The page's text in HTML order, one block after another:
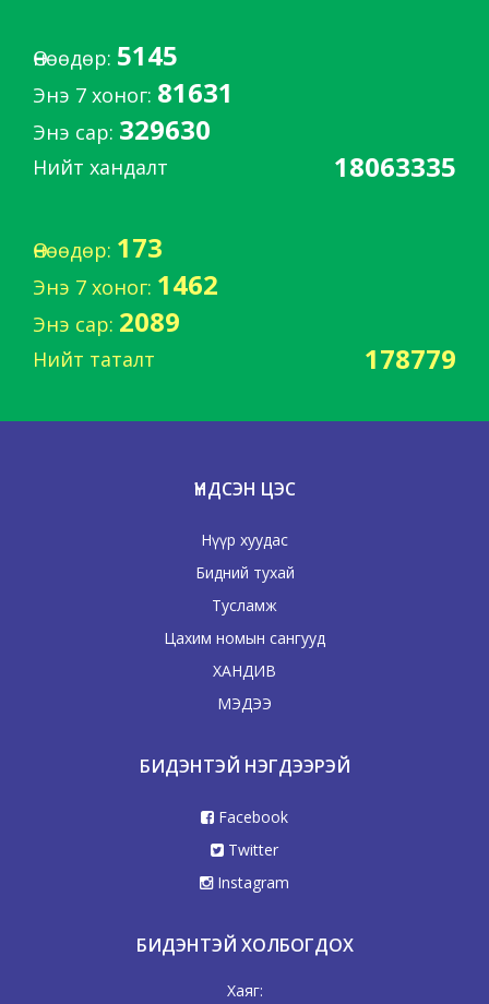
Өнөөдөр: 5145
Энэ 7 хоног: 81631
Энэ сар: 329630
Нийт хандалт 18063335
Өнөөдөр: 173
Энэ 7 хоног: 1462
Энэ сар: 2089
Нийт таталт 178779
ҮНДСЭН ЦЭС
Нүүр хуудас
Бидний тухай
Тусламж
Цахим номын сангууд
ХАНДИВ
МЭДЭЭ
БИДЭНТЭЙ НЭГДЭЭРЭЙ
Facebook
Twitter
Instagram
БИДЭНТЭЙ ХОЛБОГДОХ
Хаяг: